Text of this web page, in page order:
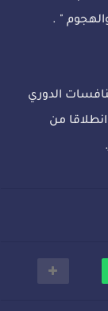
" .
الدوري
من